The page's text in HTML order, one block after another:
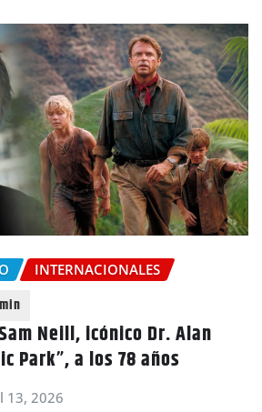
INTERNACIONALES
Neill, icónico Dr. Alan
Park”, a los 78 años
13, 2026